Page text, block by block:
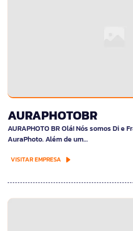
AURAPHOTOBR
AURAPHOTO BR Olá! Nós somos Di e
AuraPhoto. Além de um…
VISITAR EMPRESA